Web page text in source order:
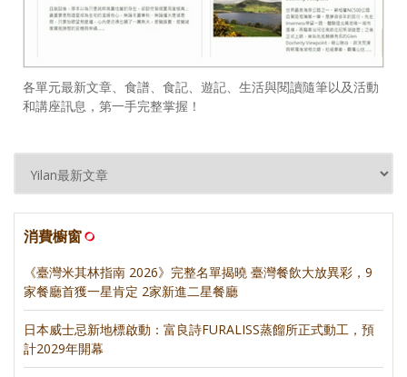
各單元最新文章、食譜、食記、遊記、生活與閱讀隨筆以及活動
和講座訊息，第一手完整掌握！
消費櫥窗
《臺灣米其林指南 2026》完整名單揭曉 臺灣餐飲大放異彩，9
家餐廳首獲一星肯定 2家新進二星餐廳
日本威士忌新地標啟動：富良詩FURALISS蒸餾所正式動工，預
計2029年開幕